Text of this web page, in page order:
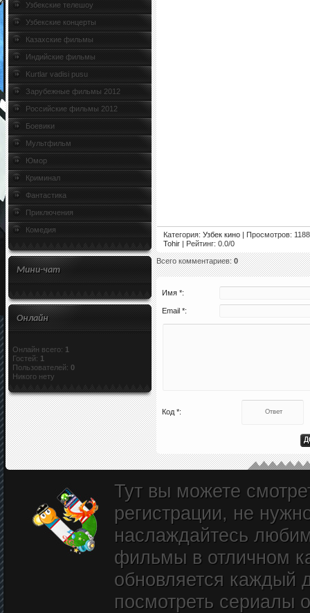
Категория: Узбек кино | Просмотров:
Tohir | Рейтинг: 0.0/0
Всего комментариев:0
Имя *:
Email *:
Код *:
Узбекские телешоу
Узбекские концерты
Казахские фильмы
Индийские фильмы
Kurtlar vadisi pusu
Зарубежные фильмы 2012
Российские фильмы 2012
Боевики
Мультфильм
Юмор
Криминал
Фантастика
Приключения
Комедия
Мини-чат
Онлайн
Онлайн всего: 1
Гостей: 1
Пользователей: 0
Никого нету
Тут вы можете
регистрации, не
наслаждайтесь
фильмы в отличном
обновляется
посмотреть сериалы